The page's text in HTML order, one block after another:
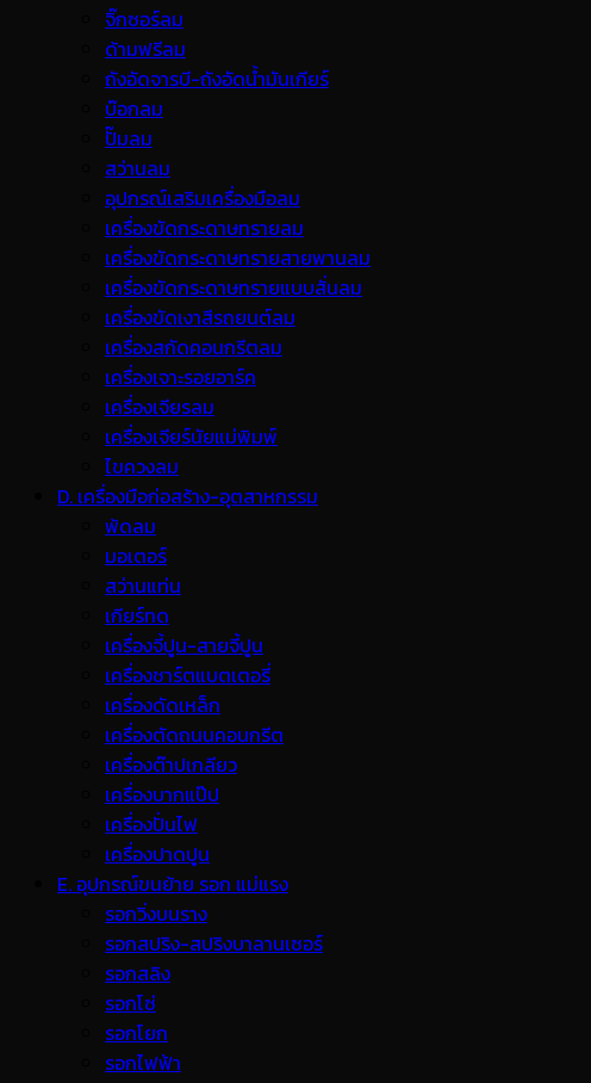
จิ๊กซอร์ลม
ด้ามฟรีลม
ถังอัดจารบี-ถังอัดน้ำมันเกียร์
บ๊อกลม
ปั๊มลม
สว่านลม
อุปกรณ์เสริมเครื่องมือลม
เครื่องขัดกระดาษทรายลม
เครื่องขัดกระดาษทรายสายพานลม
เครื่องขัดกระดาษทรายแบบสั่นลม
เครื่องขัดเงาสีรถยนต์ลม
เครื่องสกัดคอนกรีตลม
เครื่องเจาะรอยอาร์ค
เครื่องเจียรลม
เครื่องเจียร์นัยแม่พิมพ์
ไขควงลม
D. เครื่องมือก่อสร้าง-อุตสาหกรรม
พ้ดลม
มอเตอร์
สว่านแท่น
เกียร์ทด
เครื่องจี้ปูน-สายจี้ปูน
เครื่องชาร์ตแบตเตอรี่
เครื่องดัดเหล็ก
เครื่องตัดถนนคอนกรีต
เครื่องต๊าปเกลียว
เครื่องบากแป๊ป
เครื่องปั่นไฟ
เครื่องปาดปูน
E. อุปกรณ์ขนย้าย รอก แม่แรง
รอกวิ่งบนราง
รอกสปริง-สปริงบาลานเซอร์
รอกสลิง
รอกโซ่
รอกโยก
รอกไฟฟ้า